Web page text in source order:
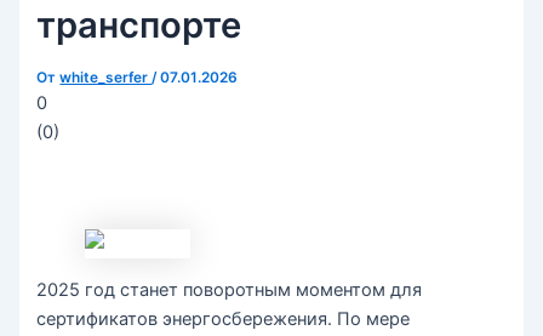
транспорте
Отwhite_serfer/07.01.2026
0
(0)
2025 год станет поворотным моментом для
сертификатов энергосбережения. По мере